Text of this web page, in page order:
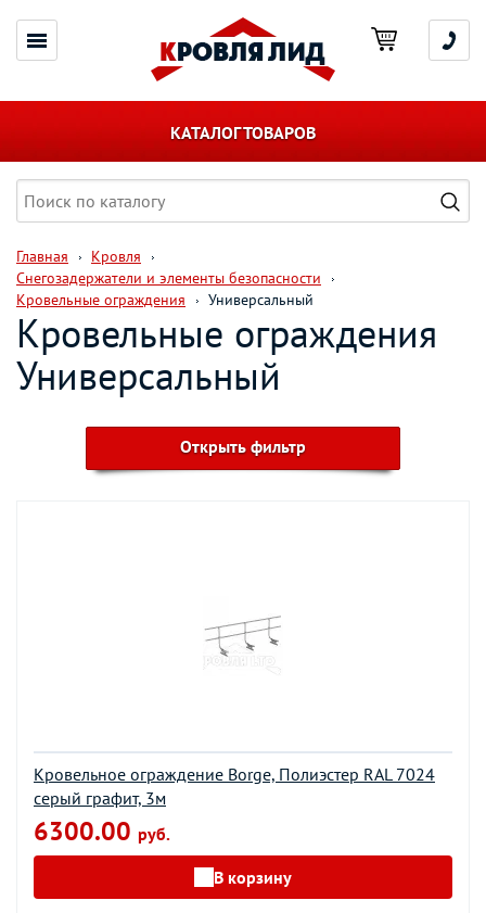
КАТАЛОГ ТОВАРОВ
Главная
Кровля
Снегозадержатели и элементы безопасности
Кровельные ограждения
Универсальный
Кровельные ограждения
Универсальный
Открыть фильтр
Кровельное ограждение Borge, Полиэстер RAL 7024
серый графит, 3м
6300.00 руб.
В корзину